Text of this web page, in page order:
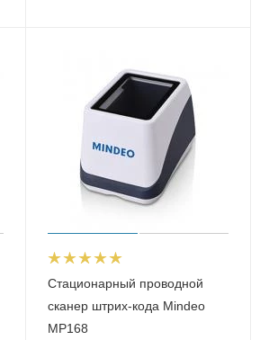
Стационарный проводной
сканер штрих-кода Mindeo
MP168